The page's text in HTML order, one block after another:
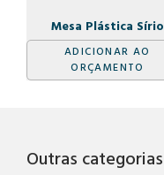
Mesa Plástica Sírio
ADICIONAR AO
ORÇAMENTO
Outras categorias